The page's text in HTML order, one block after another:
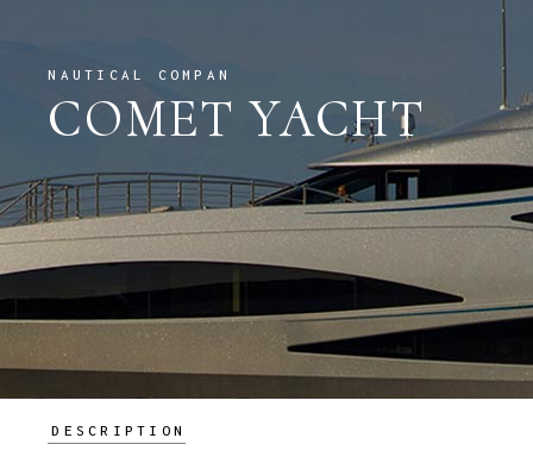
NAUTICAL COMPAN
COMET YACHT
DESCRIPTION